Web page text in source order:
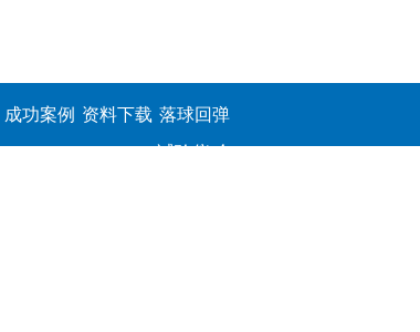
成功案例 资料下载 落球回弹
试验仪,介